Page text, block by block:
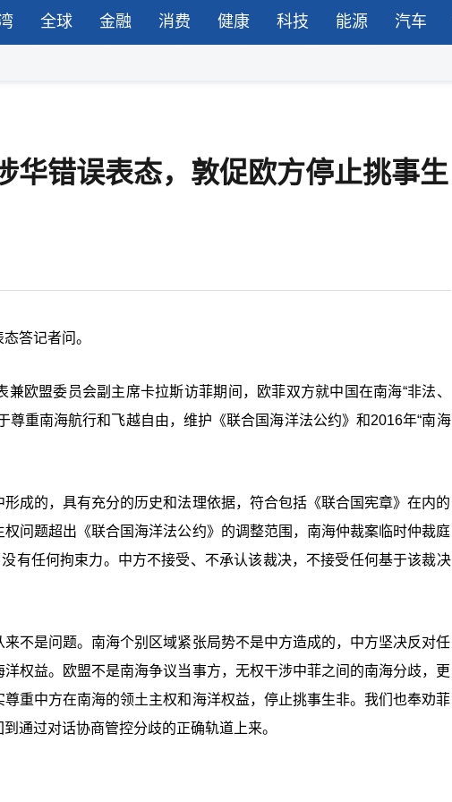
全球 金融 消费 健康 科技 能源 汽车
华错误表态，敦促欧方停止挑事生
答记者问。
欧盟委员会副主席卡拉斯访菲期间，欧菲双方就中国在南海“非法、
尊重南海航行和飞越自由，维护《联合国海洋法公约》和2016年“南海
成的，具有充分的历史和法理依据，符合包括《联合国宪章》在内的
问题超出《联合国海洋法公约》的调整范围，南海仲裁案临时仲裁庭
有任何拘束力。中方不接受、不承认该裁决，不接受任何基于该裁决
不是问题。南海个别区域紧张局势不是中方造成的，中方坚决反对任
权益。欧盟不是南海争议当事方，无权干涉中菲之间的南海分歧，更
重中方在南海的领土主权和海洋权益，停止挑事生非。我们也奉劝菲
通过对话协商管控分歧的正确轨道上来。